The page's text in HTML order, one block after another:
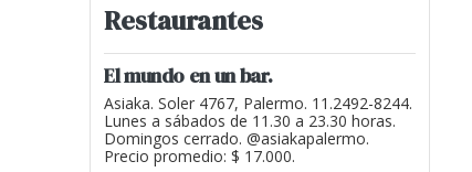
Restaurantes
El mundo en un bar.
Asiaka. Soler 4767, Palermo. 11.2492-8244.
Lunes a sábados de 11.30 a 23.30 horas.
Domingos cerrado. @asiakapalermo.
Precio promedio: $ 17.000.